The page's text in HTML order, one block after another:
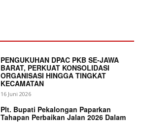
PENGUKUHAN DPAC PKB SE-JAWA
BARAT, PERKUAT KONSOLIDASI
ORGANISASI HINGGA TINGKAT
KECAMATAN
16 Juni 2026
Plt. Bupati Pekalongan Paparkan
Tahapan Perbaikan Jalan 2026 Dalam